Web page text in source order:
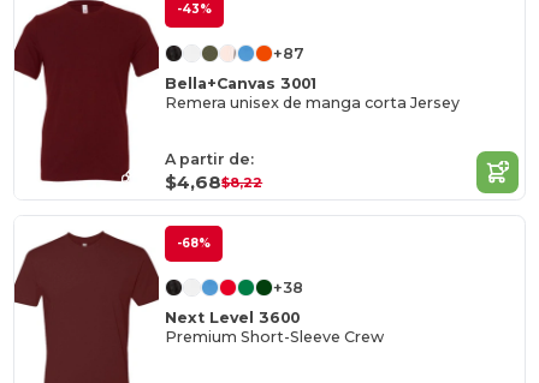
-43%
+87
Bella+Canvas 3001
Remera unisex de manga corta Jersey
A partir de:
$4,68$8,22
-68%
+38
Next Level 3600
Premium Short-Sleeve Crew